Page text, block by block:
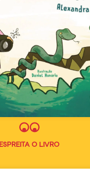
ESPREITA O LIVRO